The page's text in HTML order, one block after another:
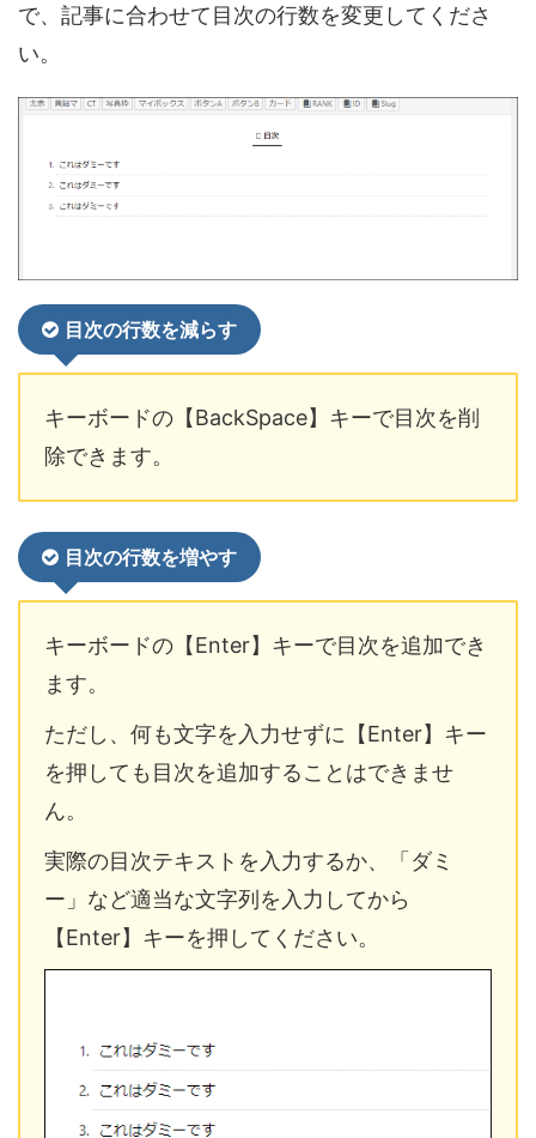
で、記事に合わせて目次の行数を変更してくださ
い。
目次の行数を減らす
キーボードの【BackSpace】キーで目次を削
除できます。
目次の行数を増やす
キーボードの【Enter】キーで目次を追加でき
ます。
ただし、何も文字を入力せずに【Enter】キー
を押しても目次を追加することはできませ
ん。
実際の目次テキストを入力するか、「ダミ
ー」など適当な文字列を入力してから
【Enter】キーを押してください。